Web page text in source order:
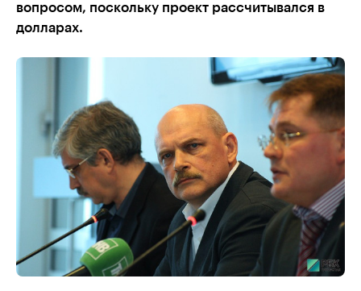
вопросом, поскольку проект рассчитывался в
долларах.